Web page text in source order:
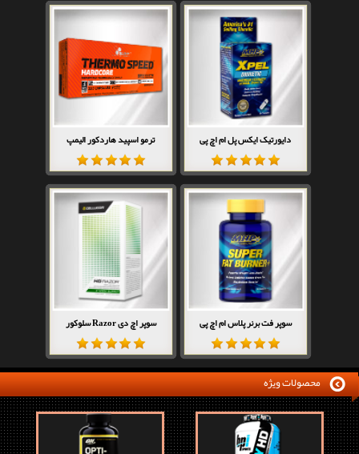
دایورتیک ایکس پل ام اچ پی ترمو اسپید هاردکور الیمپ
سوپر فت برنر پلاس ام اچ پی سوپر اچ دی Razor سلوکور
محصولات ویژه